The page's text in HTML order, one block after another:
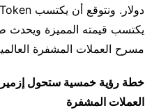
يكتسب قيمته المميزة
مسرح العملات المشفرة
خطة رؤية خمسية ستحول إزمير
العملات المشفرة